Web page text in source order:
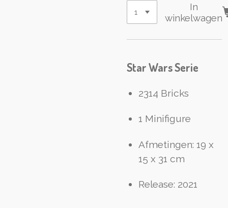
In
winkelwagen
Star Wars Serie
2314 Bricks
1 Minifigure
Afmetingen: 19 x
15 x 31 cm
Release: 2021